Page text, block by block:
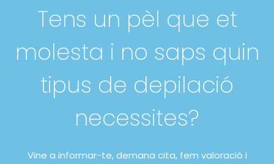
Tens un pèl que et
molesta i no saps quin
tipus de depilació
necessites?
Vine a informar-te, demana cita, fem valoració i